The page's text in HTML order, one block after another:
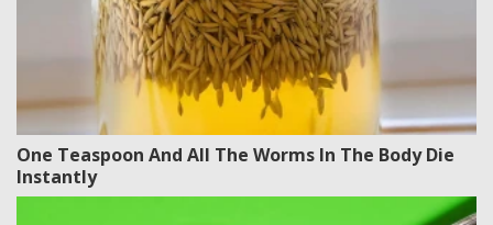
One Teaspoon And All The Worms In The Body Die
Instantly